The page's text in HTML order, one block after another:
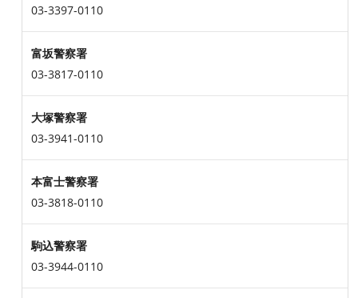
03-3397-0110
富坂警察署
03-3817-0110
大塚警察署
03-3941-0110
本富士警察署
03-3818-0110
駒込警察署
03-3944-0110